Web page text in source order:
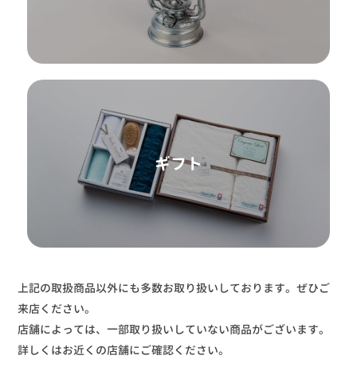
ギフト
上記の取扱商品以外にも多数お取り扱いしております。ぜひご
来店ください。
店舗によっては、一部取り扱いしていない商品がございます。
詳しくはお近くの店舗にご確認ください。